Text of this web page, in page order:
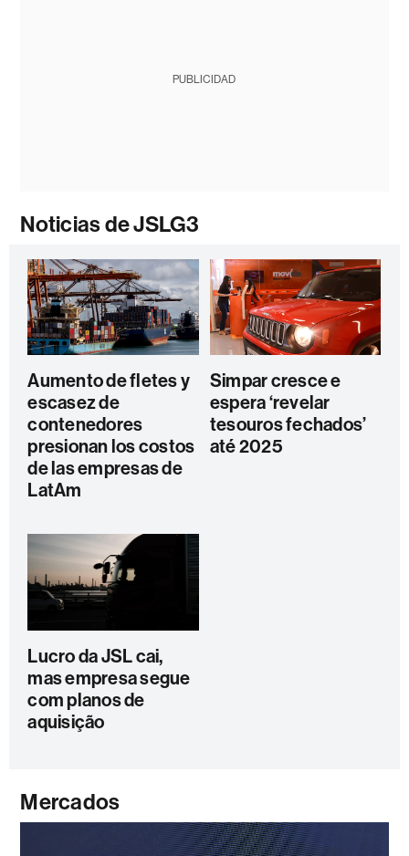
PUBLICIDAD
Noticias de JSLG3
Aumento de fletes y
escasez de
contenedores
presionan los costos
de las empresas de
LatAm
Simpar cresce e
espera ‘revelar
tesouros fechados’
até 2025
Lucro da JSL cai,
mas empresa segue
com planos de
aquisição
Mercados